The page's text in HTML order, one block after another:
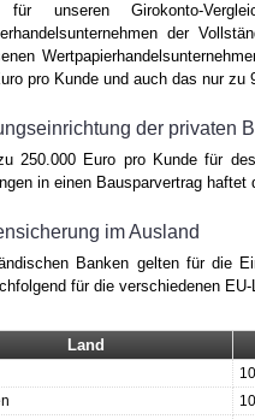
für unseren Girokonto-
der
pro Kunde und auch das nur zu
der privaten
250.000 Euro pro Kunde für
in einen Bausparvertrag
im Ausland
Banken gelten für die
für die verschiedenen
Land